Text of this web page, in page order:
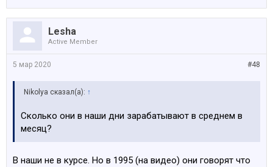
Lesha
Active Member
#48
5 мар 2020
Nikolya сказал(а): ↑
Сколько они в наши дни зарабатывают в среднем в
месяц?
В наши не в курсе. Но в 1995 (на видео) они говорят что